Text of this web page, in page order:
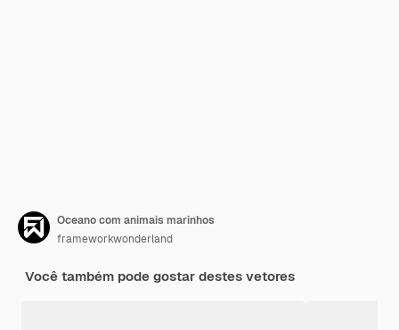
Oceano com animais marinhos
frameworkwonderland
Você também pode gostar destes vetores